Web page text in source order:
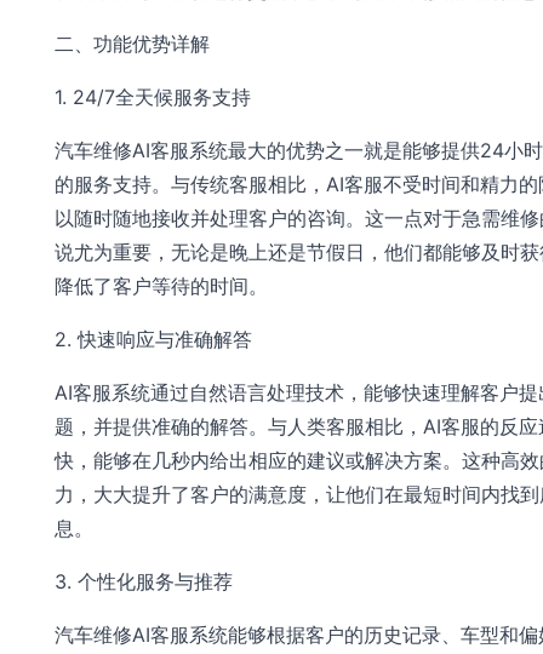
二、功能优势详解
1. 24/7全天候服务支持
汽车维修AI客服系统最大的优势之一就是能够提供24小
的服务支持。与传统客服相比，AI客服不受时间和精力
以随时随地接收并处理客户的咨询。这一点对于急需维
说尤为重要，无论是晚上还是节假日，他们都能够及时
降低了客户等待的时间。
2. 快速响应与准确解答
AI客服系统通过自然语言处理技术，能够快速理解客户
题，并提供准确的解答。与人类客服相比，AI客服的反应
快，能够在几秒内给出相应的建议或解决方案。这种高
力，大大提升了客户的满意度，让他们在最短时间内找
息。
3. 个性化服务与推荐
汽车维修AI客服系统能够根据客户的历史记录、车型和